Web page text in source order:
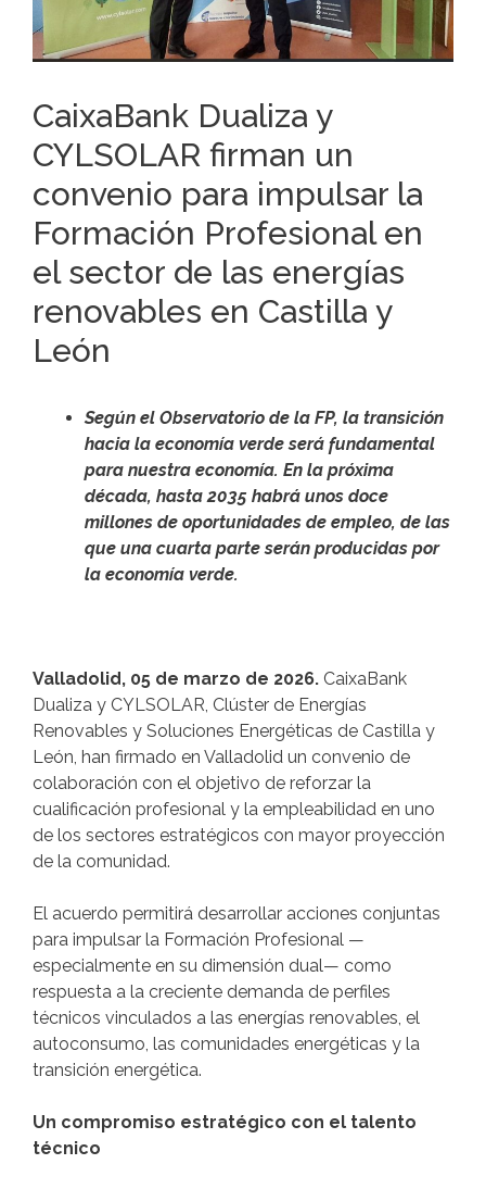
CaixaBank Dualiza y
CYLSOLAR firman un
convenio para impulsar la
Formación Profesional en
el sector de las energías
renovables en Castilla y
León
Según el Observatorio de la FP, la transición
hacia la economía verde será fundamental
para nuestra economía. En la próxima
década, hasta 2035 habrá unos doce
millones de oportunidades de empleo, de las
que una cuarta parte serán producidas por
la economía verde.
Valladolid, 05 de marzo de 2026. CaixaBank
Dualiza y CYLSOLAR, Clúster de Energías
Renovables y Soluciones Energéticas de Castilla y
León, han firmado en Valladolid un convenio de
colaboración con el objetivo de reforzar la
cualificación profesional y la empleabilidad en uno
de los sectores estratégicos con mayor proyección
de la comunidad.
El acuerdo permitirá desarrollar acciones conjuntas
para impulsar la Formación Profesional —
especialmente en su dimensión dual— como
respuesta a la creciente demanda de perfiles
técnicos vinculados a las energías renovables, el
autoconsumo, las comunidades energéticas y la
transición energética.
Un compromiso estratégico con el talento
técnico